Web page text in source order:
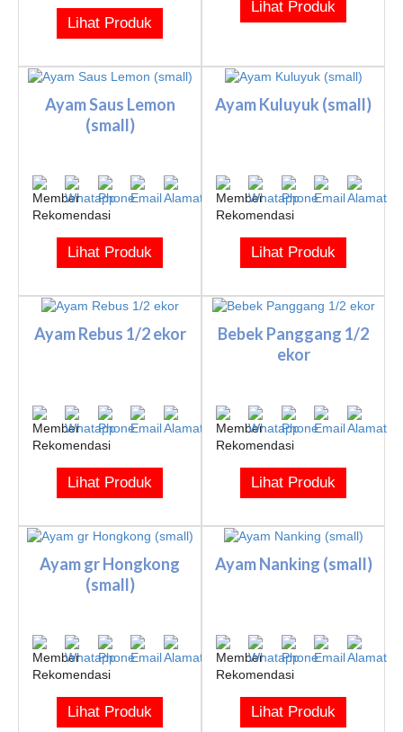
Lihat Produk
Lihat Produk
Ayam Saus Lemon
(small)
Lihat Produk
Ayam Kuluyuk (small)
Lihat Produk
Ayam Rebus 1/2 ekor
Lihat Produk
Bebek Panggang 1/2
ekor
Lihat Produk
Ayam gr Hongkong
(small)
Lihat Produk
Ayam Nanking (small)
Lihat Produk